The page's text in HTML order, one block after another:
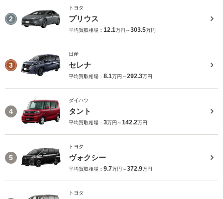
2
トヨタ
プリウス
平均買取相場： 12.1万円～303.5万円
3
日産
セレナ
平均買取相場： 8.1万円～292.3万円
4
ダイハツ
タント
平均買取相場： 3万円～142.2万円
5
トヨタ
ヴォクシー
平均買取相場： 9.7万円～372.9万円
トヨタ